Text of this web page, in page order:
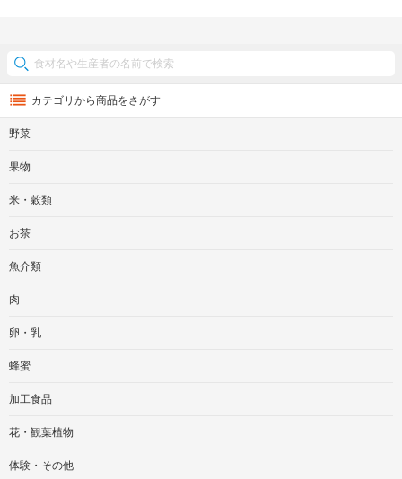
カテゴリから商品をさがす
野菜
果物
米・穀類
お茶
魚介類
肉
卵・乳
蜂蜜
加工食品
花・観葉植物
体験・その他